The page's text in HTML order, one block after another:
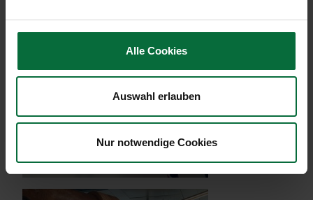
Alle Cookies
Auswahl erlauben
Nur notwendige Cookies